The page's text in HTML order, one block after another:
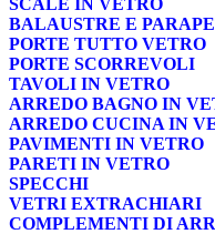
BALAUSTRE E
PORTE TUTTO VETRO
PORTE SCORREVOLI
TAVOLI IN VETRO
ARREDO BAGNO IN
ARREDO CUCINA IN
PAVIMENTI IN VETRO
PARETI IN VETRO
SPECCHI
VETRI EXTRACHIARI
COMPLEMENTI DI